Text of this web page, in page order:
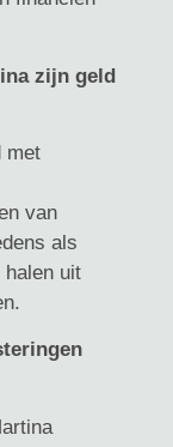
zijn geld
met
van
als
uit